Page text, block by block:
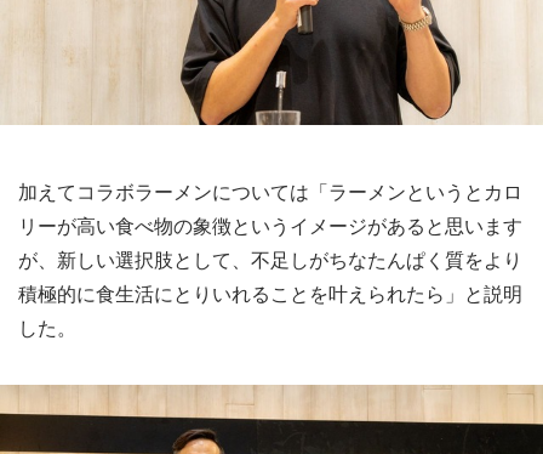
加えてコラボラーメンについては「ラーメンというとカロ
リーが高い食べ物の象徴というイメージがあると思います
が、新しい選択肢として、不足しがちなたんぱく質をより
積極的に食生活にとりいれることを叶えられたら」と説明
した。